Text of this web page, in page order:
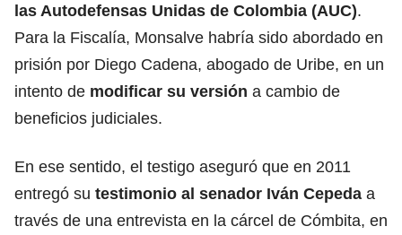
las Autodefensas Unidas de Colombia (AUC).
Para la Fiscalía, Monsalve habría sido abordado en
prisión por Diego Cadena, abogado de Uribe, en un
intento de modificar su versión a cambio de
beneficios judiciales.
En ese sentido, el testigo aseguró que en 2011
entregó su testimonio al senador Iván Cepeda a
través de una entrevista en la cárcel de Cómbita, en